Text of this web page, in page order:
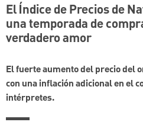
El Índice de Precios de
una temporada de
verdadero amor
El fuerte aumento del precio del
con una inflación adicional en el
intérpretes.